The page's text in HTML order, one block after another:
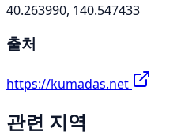
40.263990, 140.547433
출처
https://kumadas.net
관련 지역